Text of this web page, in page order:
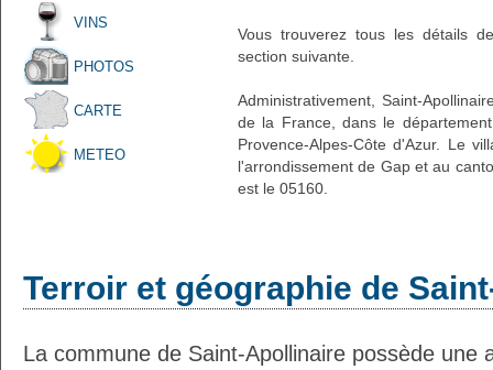
VINS
PHOTOS
CARTE
METEO
Vous trouverez tous les détails
section suivante.
Administrativement, Saint-
de la France, dans le
Provence-Alpes-Côte d'Azur. Le
l'arrondissement de Gap et au
est le 05160.
Terroir et géographie de
La commune de Saint-Apollinaire possède une